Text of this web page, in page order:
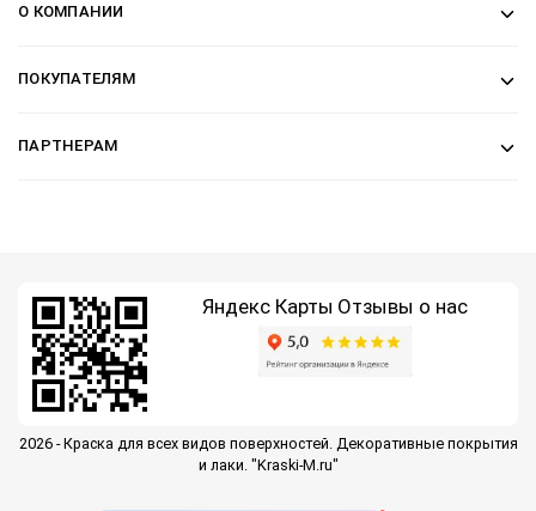
О КОМПАНИИ
ПОКУПАТЕЛЯМ
ПАРТНЕРАМ
Яндекс Карты Отзывы о нас
2026 - Краска для всех видов поверхностей. Декоративные покрытия
и лаки. "Kraski-M.ru"